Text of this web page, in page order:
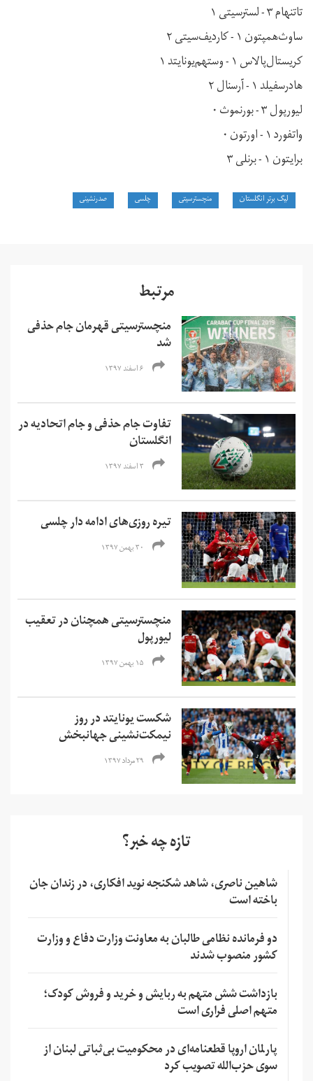
تاتنهام ۳ - لسترسیتی ۱
ساوث‌همپتون ۱ - کاردیف‌سیتی ۲
کریستال‌پالاس ۱ - وستهم‌یونایتد ۱
هادرسفیلد ۱ - آرسنال ۲
لیورپول ۳ - بورنموث ۰
واتفورد ۱ - اورتون ۰
برایتون ۱ - برنلی ۳
لیگ برتر انگلستان منچسترسیتی چلسی صدرنشینی
مرتبط
منچسترسیتی قهرمان جام حذفی
شد
۶ اسفند ۱۳۹۷
تفاوت جام حذفی و جام اتحادیه در
انگلستان
۳ اسفند ۱۳۹۷
تیره روزی‌های ادامه دار چلسی
۳۰ بهمن ۱۳۹۷
منچسترسیتی همچنان در تعقیب
لیورپول
۱۵ بهمن ۱۳۹۷
شکست یونایتد در روز
نیمکت‌نشینی جهانبخش
۲۹ مرداد ۱۳۹۷
تازه چه خبر؟
شاهین ناصری، شاهد شکنجه نوید افکاری، در زندان جان
باخته است
دو فرمانده نظامی طالبان به معاونت وزارت دفاع و وزارت
کشور منصوب شدند
بازداشت شش متهم به ربایش و خرید و فروش کودک؛
متهم اصلی فراری است
پارلمان اروپا قطعنامه‌ای در محکومیت بی‌ثباتی لبنان از
سوی حزب‌الله تصویب کرد